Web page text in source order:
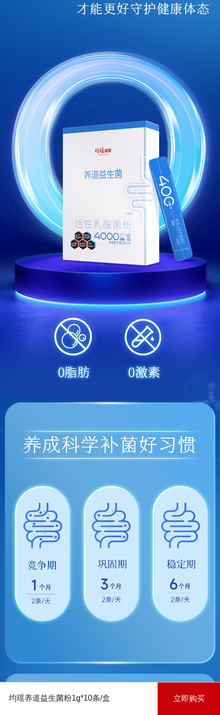
均瑶养道益生菌粉1g*10条/盒 立即购买